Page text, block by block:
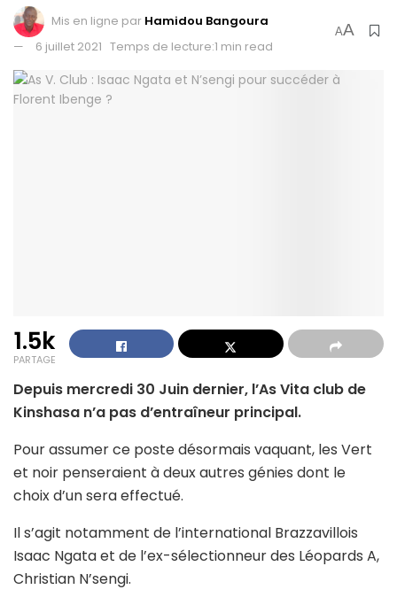
Mis en ligne par Hamidou Bangoura
6 juillet 2021 Temps de lecture:1 min read
AA
1.5k
PARTAGE
Depuis mercredi 30 Juin dernier, l’As Vita club de
Kinshasa n’a pas d’entraîneur principal.
Pour assumer ce poste désormais vaquant, les Vert
et noir penseraient à deux autres génies dont le
choix d’un sera effectué.
Il s’agit notamment de l’international Brazzavillois
Isaac Ngata et de l’ex-sélectionneur des Léopards A,
Christian N’sengi.